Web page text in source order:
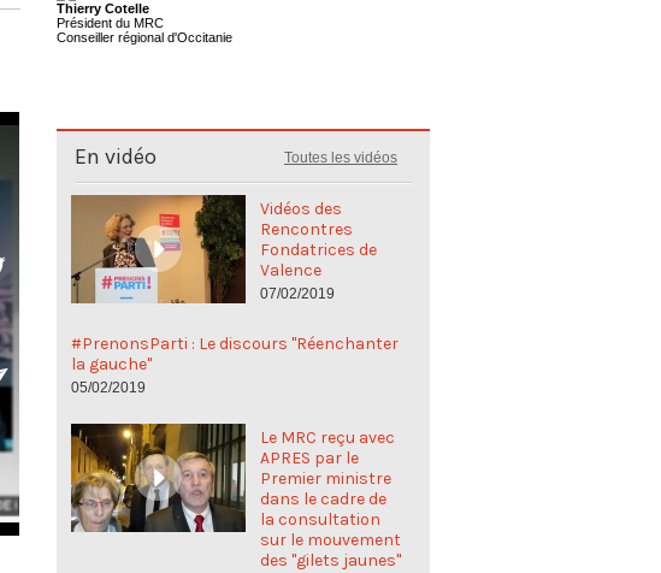
Thierry Cotelle
Président du MRC
Conseiller régional d'Occitanie
En vidéo Toutes les vidéos
Vidéos des
Rencontres
Fondatrices de
Valence
07/02/2019
#PrenonsParti : Le discours "Réenchanter
la gauche"
05/02/2019
Le MRC reçu avec
APRES par le
Premier ministre
dans le cadre de
la consultation
sur le mouvement
des "gilets jaunes"